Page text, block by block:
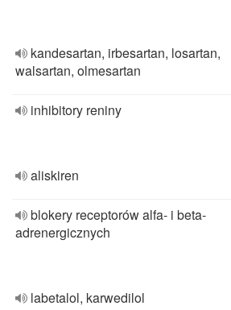
kandesartan, irbesartan, losartan,
walsartan, olmesartan
inhibitory reniny
aliskiren
blokery receptorów alfa- i beta-
adrenergicznych
labetalol, karwedilol